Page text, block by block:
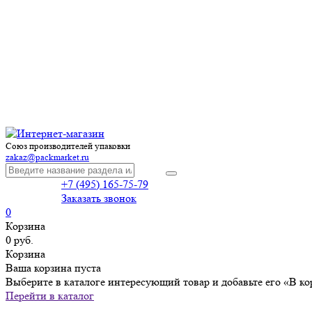
Союз производителей упаковки
zakaz@packmarket.ru
+7 (495) 165-75-79
Заказать звонок
0
Корзина
0 руб.
Корзина
Ваша корзина пуста
Выберите в каталоге интересующий товар и добавьте его «В
Перейти в каталог